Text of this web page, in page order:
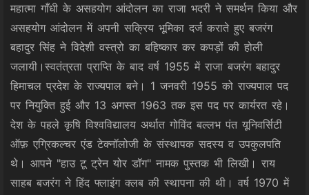
महात्मा गाँधी के असहयोग आंदोलन का राजा भदरी ने समर्थन किया और
असहयोग आंदोलन में अपनी सक्रिय भूमिका दर्ज कराते हुए बजरंग
बहादुर सिंह ने विदेशी वस्त्रो का बहिष्कार कर कपड़ों की होली
जलायी।स्वतंत्रता प्राप्ति के बाद वर्ष 1955 में राजा बजरंग बहादुर
हिमाचल प्रदेश के राज्यपाल बने। 1 जनवरी 1955 को राज्यपाल पद
पर नियुक्ति हुई और 13 अगस्त 1963 तक इस पद पर कार्यरत रहे।
देश के पहले कृषि विश्वविद्यालय अर्थात गोविंद बल्लभ पंत यूनिवर्सिटी
ऑफ़ एग्रिकल्चर एंड टेक्नॉलोजी के संस्थापक सदस्य व उपकुलपति
थे। आपने "हाउ टू ट्रेन योर डॉग" नामक पुस्तक भी लिखी। राय
साहब बजरंग ने हिंद फ्लाइंग क्लब की स्थापना की थी। वर्ष 1970 में